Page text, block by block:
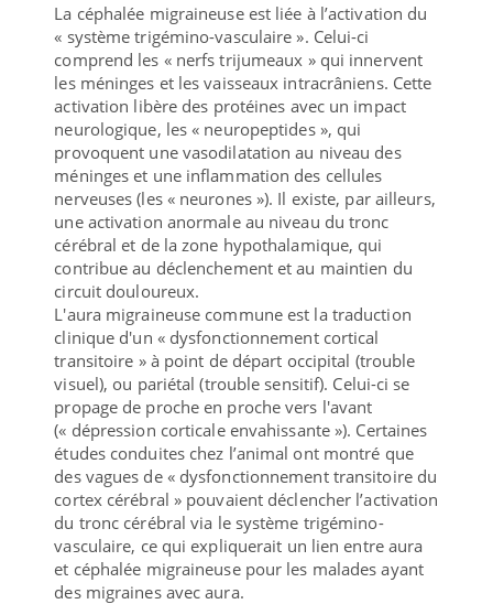
La céphalée migraineuse est liée à l’activation du
« système trigémino-vasculaire ». Celui-ci
comprend les « nerfs trijumeaux » qui innervent
les méninges et les vaisseaux intracrâniens. Cette
activation libère des protéines avec un impact
neurologique, les « neuropeptides », qui
provoquent une vasodilatation au niveau des
méninges et une inflammation des cellules
nerveuses (les « neurones »). Il existe, par ailleurs,
une activation anormale au niveau du tronc
cérébral et de la zone hypothalamique, qui
contribue au déclenchement et au maintien du
circuit douloureux.
L'aura migraineuse commune est la traduction
clinique d'un « dysfonctionnement cortical
transitoire » à point de départ occipital (trouble
visuel), ou pariétal (trouble sensitif). Celui-ci se
propage de proche en proche vers l'avant
(« dépression corticale envahissante »). Certaines
études conduites chez l’animal ont montré que
des vagues de « dysfonctionnement transitoire du
cortex cérébral » pouvaient déclencher l’activation
du tronc cérébral via le système trigémino-
vasculaire, ce qui expliquerait un lien entre aura
et céphalée migraineuse pour les malades ayant
des migraines avec aura.